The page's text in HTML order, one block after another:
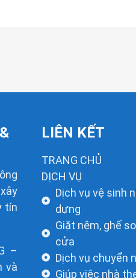
tín
–
và
LIÊN KẾT
TRANG CHỦ
DỊCH VỤ
Dịch vụ vệ sinh
dựng
Giặt nệm, ghế
cửa
Dịch vụ chuyển
Giúp việc nhà